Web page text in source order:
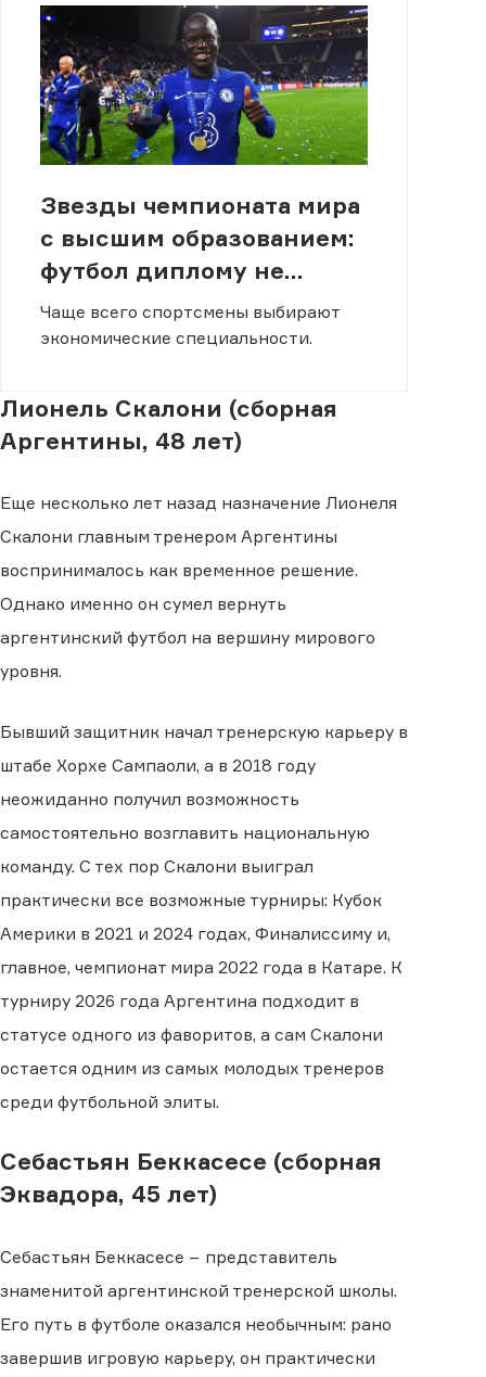
Звезды чемпионата мира
с высшим образованием:
футбол диплому не
помеха
Чаще всего спортсмены выбирают
экономические специальности.
Лионель Скалони (сборная
Аргентины, 48 лет)
Еще несколько лет назад назначение Лионеля
Скалони главным тренером Аргентины
воспринималось как временное решение.
Однако именно он сумел вернуть
аргентинский футбол на вершину мирового
уровня.
Бывший защитник начал тренерскую карьеру в
штабе Хорхе Сампаоли, а в 2018 году
неожиданно получил возможность
самостоятельно возглавить национальную
команду. С тех пор Скалони выиграл
практически все возможные турниры: Кубок
Америки в 2021 и 2024 годах, Финалиссиму и,
главное, чемпионат мира 2022 года в Катаре. К
турниру 2026 года Аргентина подходит в
статусе одного из фаворитов, а сам Скалони
остается одним из самых молодых тренеров
среди футбольной элиты.
Себастьян Беккасесе (сборная
Эквадора, 45 лет)
Себастьян Беккасесе − представитель
знаменитой аргентинской тренерской школы.
Его путь в футболе оказался необычным: рано
завершив игровую карьеру, он практически